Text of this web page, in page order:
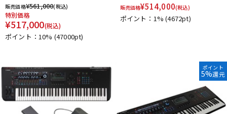
販売価格¥561,000(税込)
特別価格
¥517,000(税込)
ポイント：10% (47000pt)
販売価格¥514,000(税込)
ポイント：1%(4672pt)
ポイント
5%還元